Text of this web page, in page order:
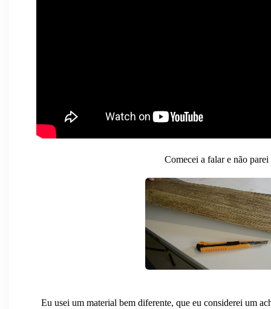
Comecei a falar e não parei
Eu usei um material bem diferente, que eu considerei um